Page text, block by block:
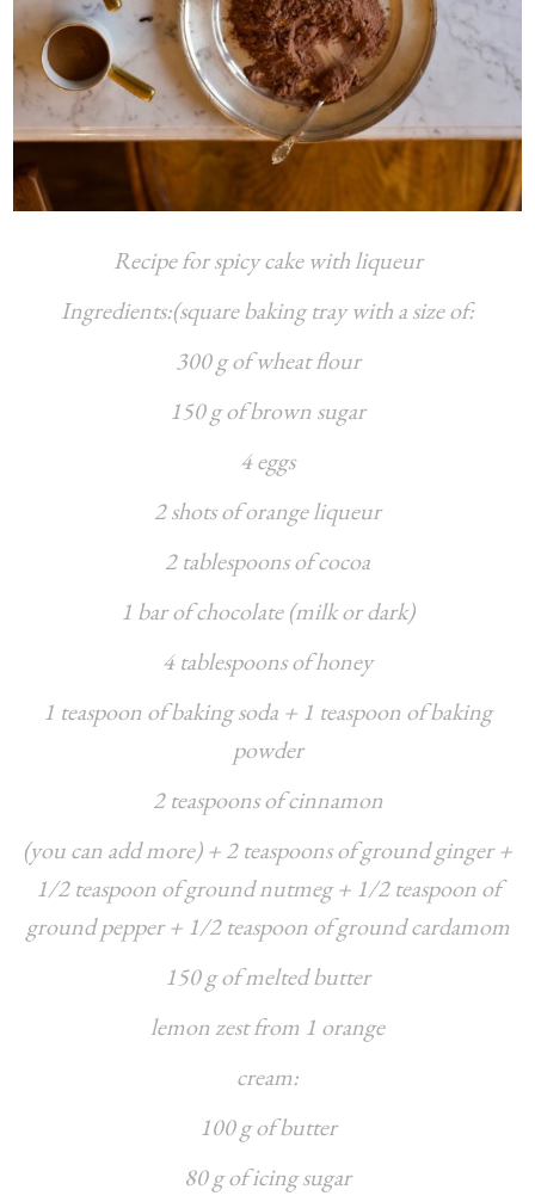
Recipe for spicy cake with liqueur
Ingredients:(square baking tray with a size of:
300 g of wheat flour
150 g of brown sugar
4 eggs
2 shots of orange liqueur
2 tablespoons of cocoa
1 bar of chocolate (milk or dark)
4 tablespoons of honey
1 teaspoon of baking soda + 1 teaspoon of baking
powder
2 teaspoons of cinnamon
(you can add more) + 2 teaspoons of ground ginger +
1/2 teaspoon of ground nutmeg + 1/2 teaspoon of
ground pepper + 1/2 teaspoon of ground cardamom
150 g of melted butter
lemon zest from 1 orange
cream:
100 g of butter
80 g of icing sugar